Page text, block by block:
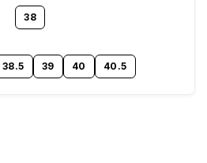
38
38.5 39 40 40.5